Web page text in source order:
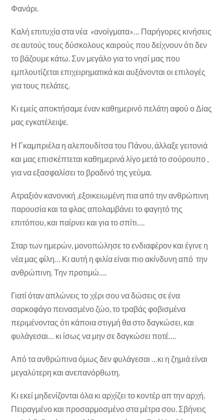
Φανάρι.
Καλή επιτυχία στα νέα «ανοίγματα»… Παρήγορες κινήσεις
σε αυτούς τους δύσκολους καιρούς που δείχνουν ότι δεν
το βάζουμε κάτω. Συν μεγάλο για το νησί μας που
εμπλουτίζεται επιχειρηματικά και αυξάνονται οι επιλογές
για τους πελάτες.
Κι εμείς αποκτήσαμε έναν καθημερινό πελάτη αφού ο Δίας
μας εγκατέλειψε.
Η Γκαμπριέλα η αλεπουδίτσα του Πάνου, άλλαξε γειτονιά
και μας επισκέπτεται καθημερινά λίγο μετά το σούρουπο ,
για να εξασφαλίσει το βραδινό της γεύμα.
Ατραξιόν κανονική ,εξοικειωμένη πια από την ανθρώπινη
παρουσία και τα φλας απολαμβάνει το φαγητό της
επιτόπου, και παίρνει και για το σπίτι….
Σταρ των ημερών, μονοπώλησε το ενδιαφέρον και έγινε η
νέα μας φίλη… Κι αυτή η φιλία είναι πιο ακίνδυνη από την
ανθρώπινη. Την προτιμώ….
Γιατί όταν απλώνεις το χέρι σου να δώσεις σε ένα
σαρκοφάγο πεινασμένο ζώο, το τραβάς φοβισμένα
περιμένοντας ότι κάποια στιγμή θα στο δαγκώσει, και
φυλάγεσαι… κι ίσως να μην σε δαγκώσει ποτέ….
Από τα ανθρώπινα όμως δεν φυλάγεσαι …κι η ζημιά είναι
μεγαλύτερη και ανεπανόρθωτη.
Κι εκεί μηδενίζονται όλα κι αρχίζει το κοντέρ απ την αρχή.
Πειραγμένο και προσαρμοσμένο στα μέτρα σου. Σβήνεις